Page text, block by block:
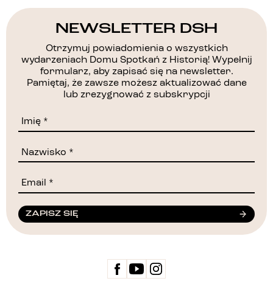
NEWSLETTER DSH
Otrzymuj powiadomienia o wszystkich
wydarzeniach Domu Spotkań z Historią! Wypełnij
formularz, aby zapisać się na newsletter.
Pamiętaj, że zawsze możesz aktualizować dane
lub zrezygnować z subskrypcji
ZAPISZ SIĘ